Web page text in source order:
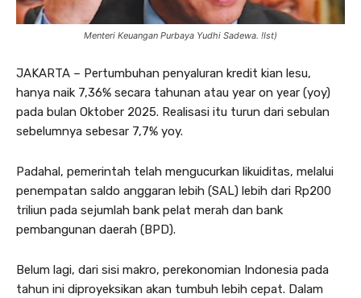
Menteri Keuangan Purbaya Yudhi Sadewa. !Ist)
JAKARTA – Pertumbuhan penyaluran kredit kian lesu,
hanya naik 7,36% secara tahunan atau year on year (yoy)
pada bulan Oktober 2025. Realisasi itu turun dari sebulan
sebelumnya sebesar 7,7% yoy.
Padahal, pemerintah telah mengucurkan likuiditas, melalui
penempatan saldo anggaran lebih (SAL) lebih dari Rp200
triliun pada sejumlah bank pelat merah dan bank
pembangunan daerah (BPD).
Belum lagi, dari sisi makro, perekonomian Indonesia pada
tahun ini diproyeksikan akan tumbuh lebih cepat. Dalam